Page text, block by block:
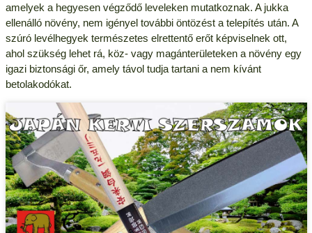
amelyek a hegyesen végződő leveleken mutatkoznak. A jukka
ellenálló növény, nem igényel további öntözést a telepítés után. A
szúró levélhegyek természetes elrettentő erőt képviselnek ott,
ahol szükség lehet rá, köz- vagy magánterületeken a növény egy
igazi biztonsági őr, amely távol tudja tartani a nem kívánt
betolakodókat.